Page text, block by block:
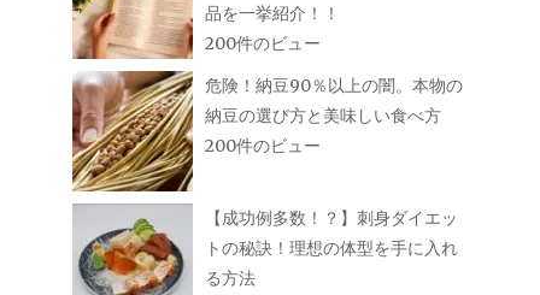
品を一挙紹介！！
200件のビュー
危険！納豆90％以上の闇。本物の
納豆の選び方と美味しい食べ方
200件のビュー
【成功例多数！？】刺身ダイエッ
トの秘訣！理想の体型を手に入れ
る方法